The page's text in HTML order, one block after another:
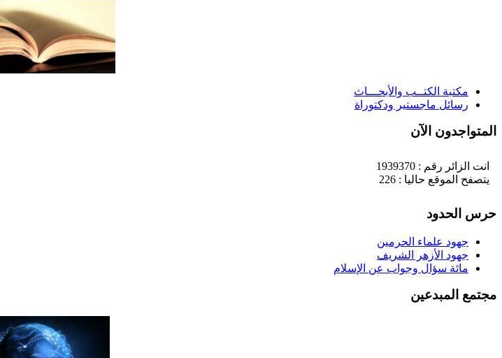
مكتبة الكتــب والأبحـــاث
رسائل ماجستير ودكتوراة
المتواجدون الآن
انت الزائر رقم : 1939370
يتصفح الموقع حاليا : 226
حرس الحدود
جهود علماء الحرمين
جهود الأزهر الشريف
مائة سؤال وجواب عن الإسلام
مجتمع المبدعين